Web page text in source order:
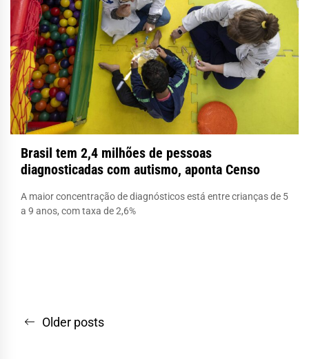
Brasil tem 2,4 milhões de pessoas
diagnosticadas com autismo, aponta Censo
A maior concentração de diagnósticos está entre crianças de 5
a 9 anos, com taxa de 2,6%
Navegação
Older posts